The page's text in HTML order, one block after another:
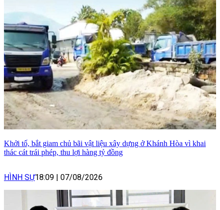
Khởi tố, bắt giam chủ bãi vật liệu xây dựng ở Khánh Hòa vì khai
thác cát trái phép, thu lợi hàng tỷ đồng
HÌNH SỰ18:09 | 07/08/2026